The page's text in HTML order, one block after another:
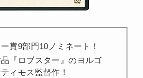
賞9部門10ノミネート！
『ロブスター』のヨルゴ
ィモス監督作！